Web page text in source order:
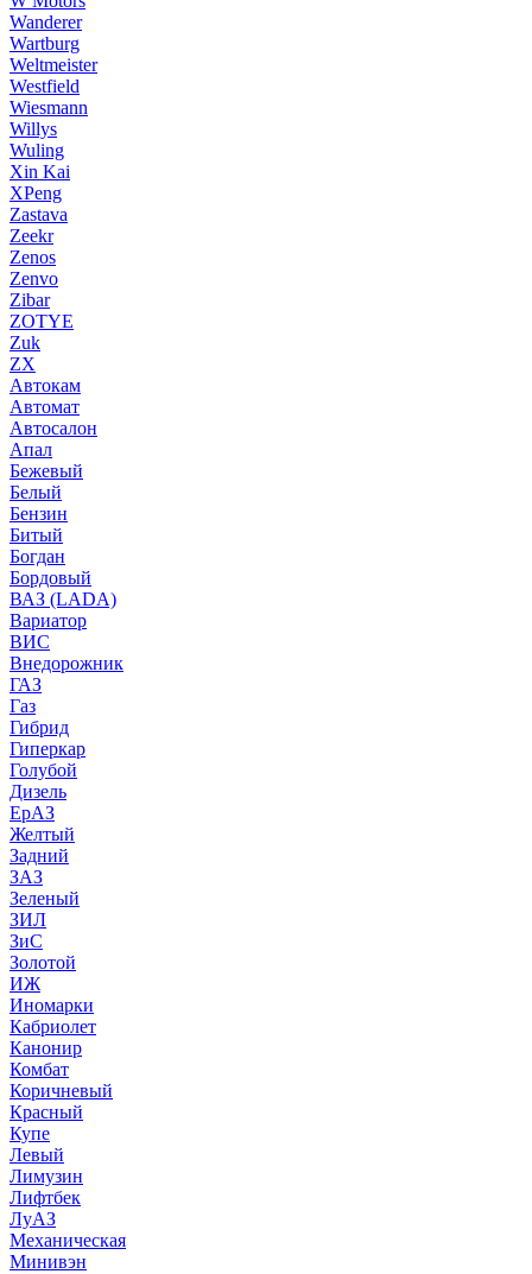
Wanderer
Wartburg
Weltmeister
Westfield
Wiesmann
Willys
Wuling
Xin Kai
XPeng
Zastava
Zeekr
Zenos
Zenvo
Zibar
ZOTYE
Zuk
ZX
Автокам
Автомат
Автосалон
Апал
Бежевый
Белый
Бензин
Битый
Богдан
Бордовый
ВАЗ (LADA)
Вариатор
ВИС
Внедорожник
ГАЗ
Газ
Гибрид
Гиперкар
Голубой
Дизель
ЕрАЗ
Желтый
Задний
ЗАЗ
Зеленый
ЗИЛ
ЗиС
Золотой
ИЖ
Иномарки
Кабриолет
Канонир
Комбат
Коричневый
Красный
Купе
Левый
Лимузин
Лифтбек
ЛуАЗ
Механическая
Минивэн